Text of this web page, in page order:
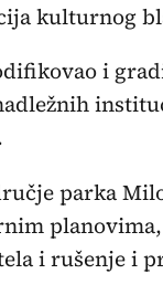
kulturnog
i
parka
i rušenje i